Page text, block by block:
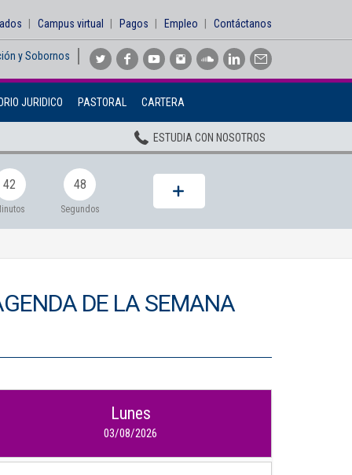
Campus virtual Pagos Empleo Contáctanos
y Sobornos
JURIDICO PASTORAL CARTERA
ESTUDIA CON NOSOTROS
42 46
Segundos
DE LA SEMANA
Lunes
03/08/2026
Inicio
Institucional
Pregrados
Posgrados
Planta Docente
Centros
Consultorio Juridico